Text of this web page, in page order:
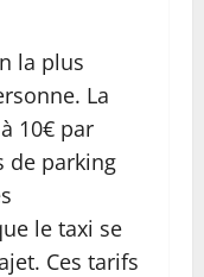
la plus
La
10€ par
de parking
le taxi se
Ces tarifs